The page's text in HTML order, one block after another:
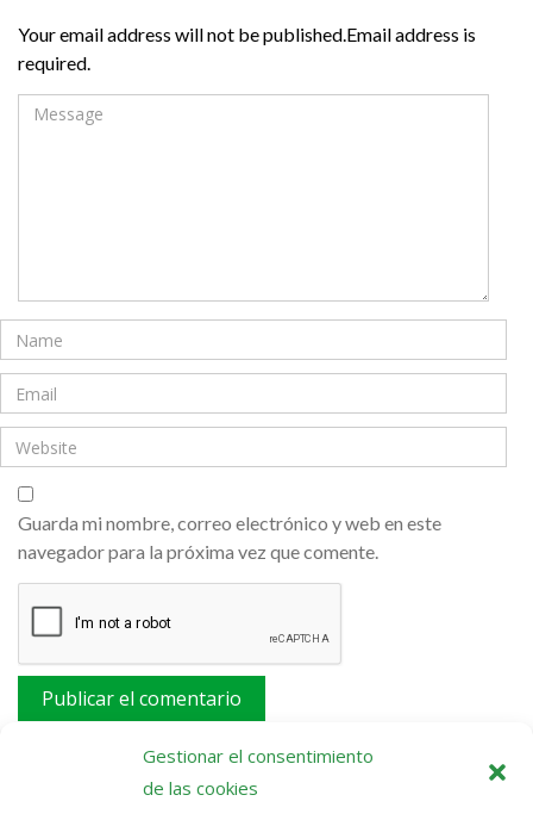
Gestionar el consentimiento
de las cookies
Your email address will not be published.Email address is
required.
Guarda mi nombre, correo electrónico y web en este
navegador para la próxima vez que comente.
Este sitio usa Akismet para reducir el spam.Aprende
cómo se procesan los datos de tus comentarios.